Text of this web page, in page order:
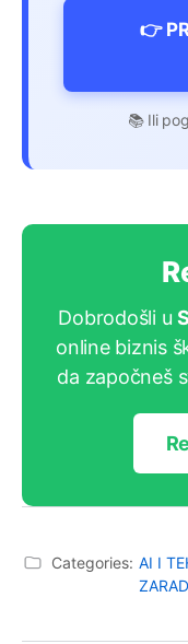
👉
📚 Ili
Dobrodošli u
online biznis
da započneš
Categories: AI I